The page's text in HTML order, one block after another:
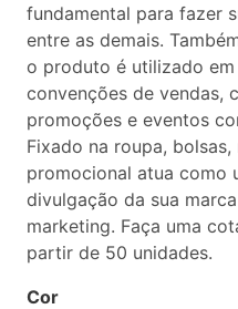
fundamental para fazer
entre as demais.
o produto é utilizado
convenções de vendas,
promoções e eventos
Fixado na roupa,
promocional atua como
divulgação da sua
marketing. Faça uma
partir de 50 unidades.
Cor